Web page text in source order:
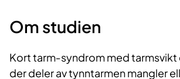
Om studien
Kort tarm‑syndrom med tarmsvikt
der deler av tynntarmen mangler